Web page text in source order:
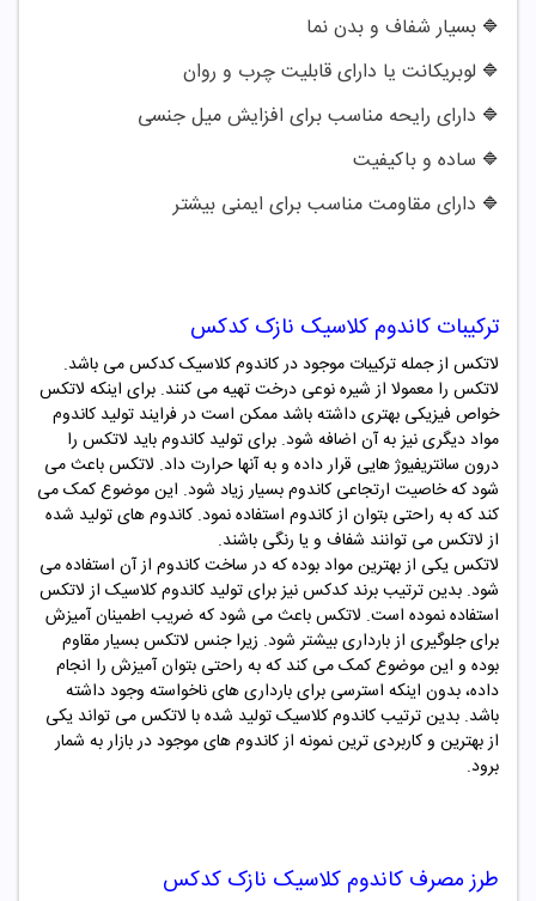
🔷 بسیار شفاف و بدن نما
🔷 لوبریکانت یا دارای قابلیت چرب و روان
🔷 دارای رایحه مناسب برای افزایش میل جنسی
🔷 ساده و باکیفیت
🔷 دارای مقاومت مناسب برای ایمنی بیشتر
ترکیبات کاندوم کلاسیک نازک کدکس
لاتکس از جمله ترکیبات موجود در کاندوم کلاسیککدکسمی باشد.
لاتکس را معمولا از شیره نوعی درخت تهیه می کنند. برای اینکه لاتکس
خواص فیزیکی بهتری داشته باشد ممکن است در فرایند تولید کاندوم
مواد دیگری نیز به آن اضافه شود. برای تولید کاندوم باید لاتکس را
درون سانتریفیوژ هایی قرار داده و به آنها حرارت داد. لاتکس باعث می
شود که خاصیت ارتجاعی کاندوم بسیار زیاد شود. این موضوع کمک می
کند که به راحتی بتوان از کاندوم استفاده نمود. کاندوم های تولید شده
از لاتکس می توانند شفاف و یا رنگی باشند.
لاتکس یکی از بهترین مواد بوده که در ساخت کاندوم از آن استفاده می
شود. بدین ترتیب برند کدکسنیز برای تولید کاندوم کلاسیک از لاتکس
استفاده نموده است. لاتکس باعث می شود که ضریب اطمینان آمیزش
برای جلوگیری از بارداری بیشتر شود. زیرا جنس لاتکس بسیار مقاوم
بوده و این موضوع کمک می کند که به راحتی بتوان آمیزش را انجام
داده، بدون اینکه استرسی برای بارداری های ناخواسته وجود داشته
باشد. بدین ترتیب کاندوم کلاسیک تولید شده با لاتکس می تواند یکی
از بهترین و کاربردی ترین نمونه از کاندوم های موجود در بازار به شمار
برود.
طرز مصرف کاندوم کلاسیک نازک کدکس